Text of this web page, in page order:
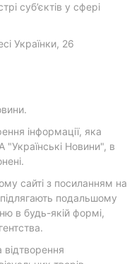
суб’єктів у сфері
Українки, 26
інформації, яка
"Українські Новини", в
сайті з посиланням на
подальшому
в будь-якій формі,